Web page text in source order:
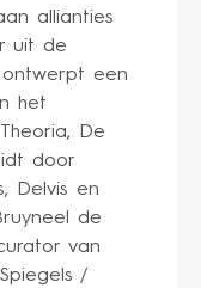
allianties
uit de
ontwerpt een
het
De
door
Delvis en
de
van
/